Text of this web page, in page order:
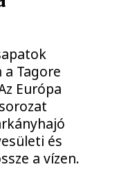
Tagore
Európa
és
a vízen.